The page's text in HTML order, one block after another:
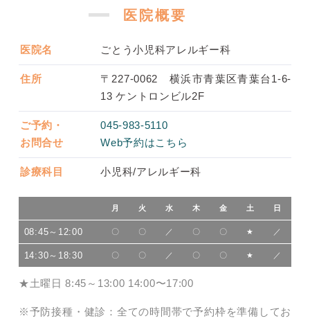
医院概要
医院名 ごとう小児科アレルギー科
住所
〒227-0062 横浜市青葉区青葉台1-6-
13 ケントロンビル2F
ご予約・
お問合せ
045-983-5110
Web予約はこちら
診療科目 小児科/アレルギー科
月 火 水 木 金 土 日
08:45～12:00 〇 〇 ／ 〇 〇 ★ ／
14:30～18:30 〇 〇 ／ 〇 〇 ★ ／
★土曜日 8:45～13:00 14:00〜17:00
※予防接種・健診：全ての時間帯で予約枠を準備してお